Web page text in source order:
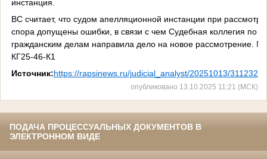
инстанция.
ВС считает, что судом апелляционной инстанции при
спора допущены ошибки, в связи с чем Судебная коллегия по
гражданским делам направила дело на новое рассмотрение. №
КГ25-46-К1
Источник:https://rapsinews.ru/judicial_analyst/20251013/
опубликовано 13.10.2025 11:21 (МСК)
ПОДАЧА ПРОЦЕССУАЛЬНЫХ ДОКУМЕНТОВ В
ЭЛЕКТРОННОМ ВИДЕ